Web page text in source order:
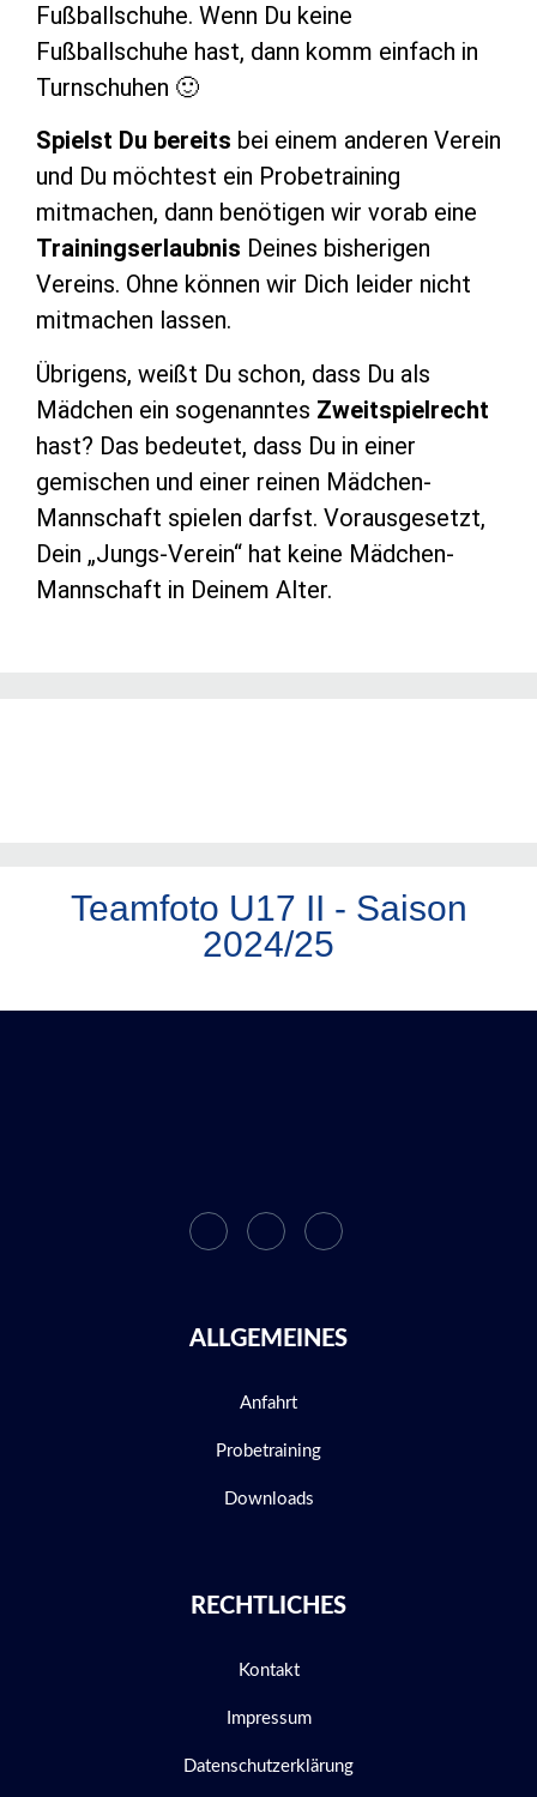
Fußballschuhe. Wenn Du keine
Fußballschuhe hast, dann komm einfach in
Turnschuhen 🙂
Spielst Du bereits bei einem anderen Verein
und Du möchtest ein Probetraining
mitmachen, dann benötigen wir vorab eine
Trainingserlaubnis Deines bisherigen
Vereins. Ohne können wir Dich leider nicht
mitmachen lassen.
Übrigens, weißt Du schon, dass Du als
Mädchen ein sogenanntes Zweitspielrecht
hast? Das bedeutet, dass Du in einer
gemischen und einer reinen Mädchen-
Mannschaft spielen darfst. Vorausgesetzt,
Dein „Jungs-Verein“ hat keine Mädchen-
Mannschaft in Deinem Alter.
Teamfoto U17 II - Saison
2024/25
ALLGEMEINES
Anfahrt
Probetraining
Downloads
RECHTLICHES
Kontakt
Impressum
Datenschutzerklärung